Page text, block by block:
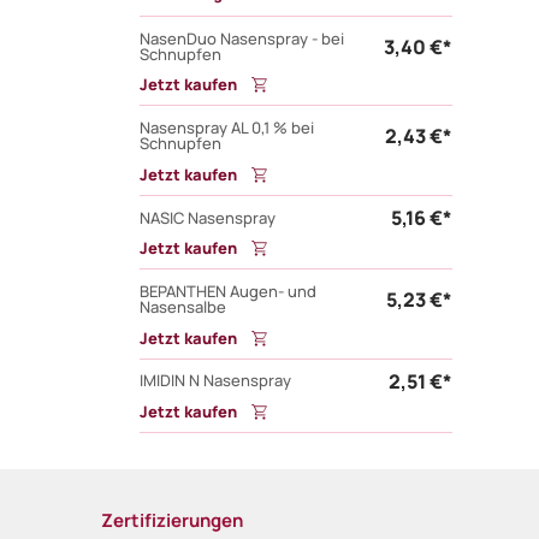
NasenDuo Nasenspray - bei
Schnupfen 3,40 €*
Jetzt kaufen
Nasenspray AL 0,1 % bei
Schnupfen 2,43 €*
Jetzt kaufen
NASIC Nasenspray
5,16 €*
Jetzt kaufen
BEPANTHEN Augen- und
Nasensalbe 5,23 €*
Jetzt kaufen
IMIDIN N Nasenspray
2,51 €*
Jetzt kaufen
Zertifizierungen